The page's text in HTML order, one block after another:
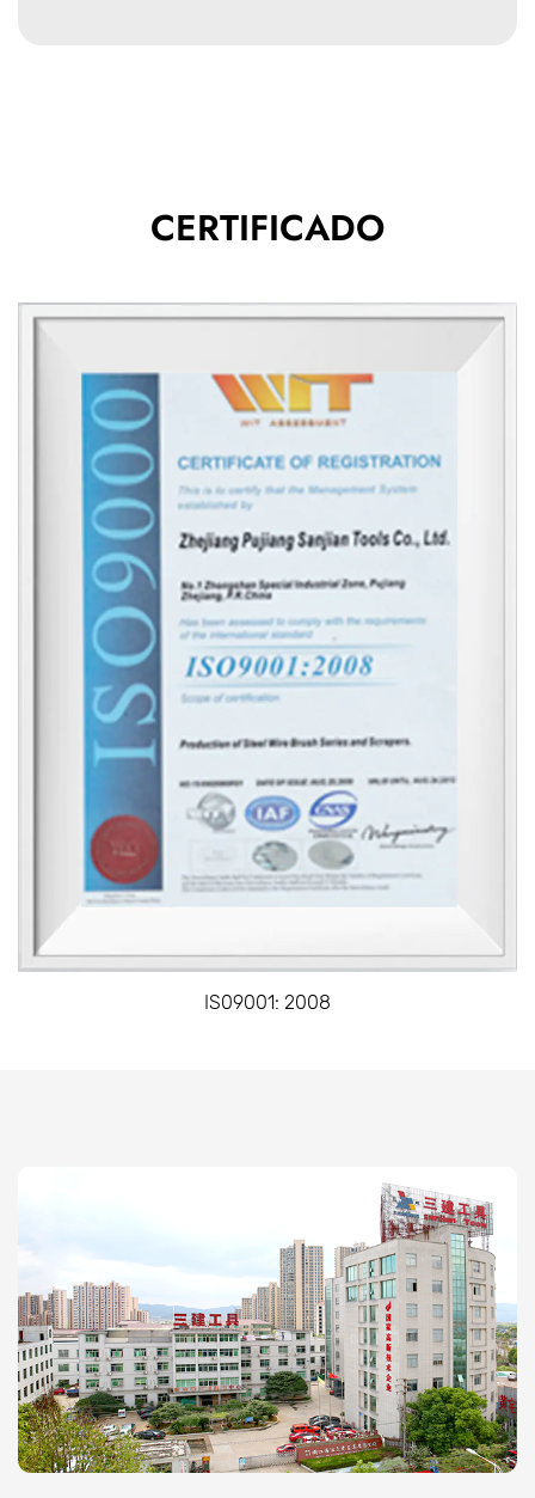
metros cuadrados, ubicado en la salida de Lanxi de
transporte es conveniente. Con una cultura
calidad IS09001, el control de producción científica,
el excelente servicio posterior a la venta, el soporte
sistemático de la marca y el diseño de ventas
razonable, los diversos indicadores económicos de la
compañía se ubican primero en la industria nacional.
La filosofía comercial consistente de la compañía:
practicar la gestión sostenible con la satisfacción
del cliente, la satisfacción de los empleados y el
éxito comercial, innovar la calidad, garantizar el
tiempo de entrega y el precio asequible, mejorar la
productividad para mejorar la competitividad del
producto y comprometerse con la innovación de
productos interminable. Pasarse hacia la
diversificación y las operaciones internacionales es
nuestro objetivo eterno. La creencia de desarrollo de
la compañía: "Pionero e innovador, luchando por la
excelencia, mantener la confianza y la creación de
los clientes nuevos y antiguos en el hogar y en el
extranjero para cooperar con la compañía y trabajar
juntos para crear brillo.
CERTIFICADO
IS09001: 2008